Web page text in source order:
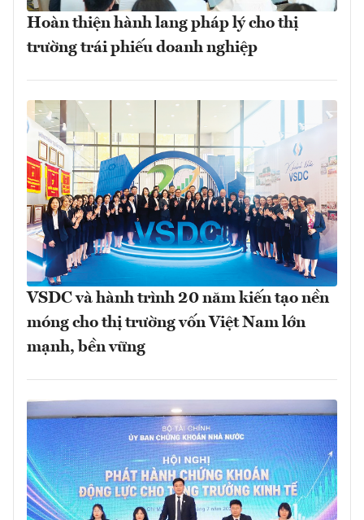
Hoàn thiện hành lang pháp lý cho thị
trường trái phiếu doanh nghiệp
VSDC và hành trình 20 năm kiến tạo nền
móng cho thị trường vốn Việt Nam lớn
mạnh, bền vững